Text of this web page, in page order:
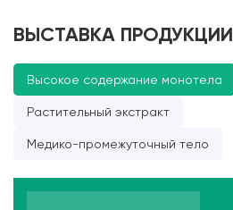
ВЫСТАВКА ПРОДУКЦИИ
Высокое содержание монотела
Растительный экстракт
Медико-промежуточный тело